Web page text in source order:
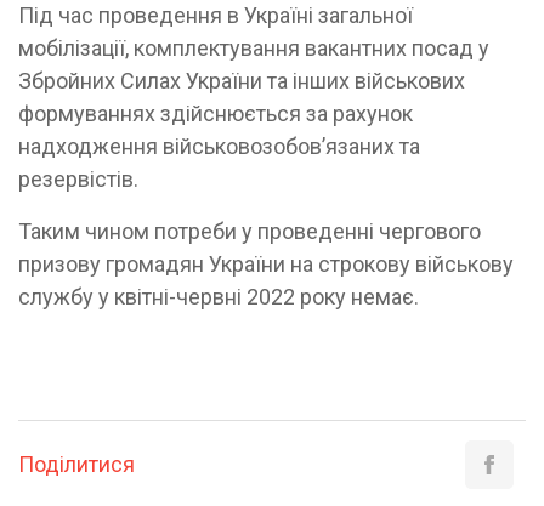
Під час проведення в Україні загальної
мобілізації, комплектування вакантних посад у
Збройних Силах України та інших військових
формуваннях здійснюється за рахунок
надходження військовозобов’язаних та
резервістів.
Таким чином потреби у проведенні чергового
призову громадян України на строкову військову
службу у квітні-червні 2022 року немає.
Поділитися